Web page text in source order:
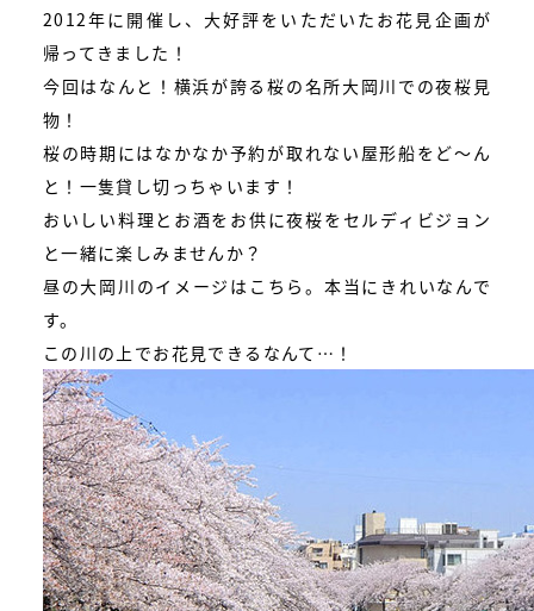
2012年に開催し、大好評をいただいたお花見企画が
帰ってきました！
今回はなんと！横浜が誇る桜の名所大岡川での夜桜見
物！
桜の時期にはなかなか予約が取れない屋形船をど〜ん
と！一隻貸し切っちゃいます！
おいしい料理とお酒をお供に夜桜をセルディビジョン
と一緒に楽しみませんか？
昼の大岡川のイメージはこちら。本当にきれいなんで
す。
この川の上でお花見できるなんて…！